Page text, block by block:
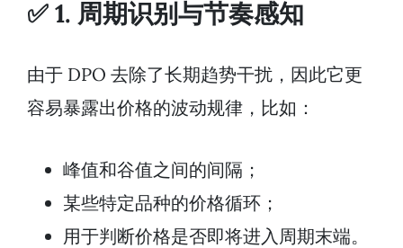
✅ 1. 周期识别与节奏感知
由于 DPO 去除了长期趋势干扰，因此它更
容易暴露出价格的波动规律，比如：
峰值和谷值之间的间隔；
某些特定品种的价格循环；
用于判断价格是否即将进入周期末端。